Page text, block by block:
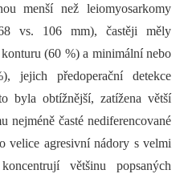
menší než leiomyosarkomy
vs. 106 mm), častěji měly
(60 %) a minimální nebo
jejich předoperační detekce
byla obtížnější, zatížena větší
časté nediferencované
velice agresivní nádory s velmi
většinu popsaných